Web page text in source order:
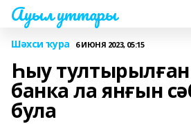
Ауыл уттары
Шәхси ҡура 6 ИЮНЯ 2023, 05:15
Һыу
банка ла янғын
була